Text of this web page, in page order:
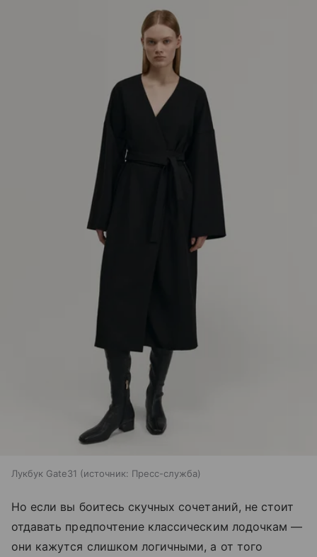
Лукбук Gate31 источник: Пресс-служба
Но если вы боитесь скучных сочетаний, не стоит
отдавать предпочтение классическим лодочкам —
они кажутся слишком логичными, а от того